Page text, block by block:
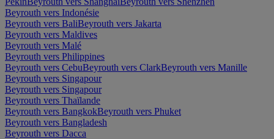
Beyrouth vers Indonésie
Beyrouth vers BaliBeyrouth vers Jakarta
Beyrouth vers Maldives
Beyrouth vers Malé
Beyrouth vers Philippines
Beyrouth vers CebuBeyrouth vers ClarkBeyrouth vers Manille
Beyrouth vers Singapour
Beyrouth vers Singapour
Beyrouth vers Thaïlande
Beyrouth vers BangkokBeyrouth vers Phuket
Beyrouth vers Bangladesh
Beyrouth vers Dacca